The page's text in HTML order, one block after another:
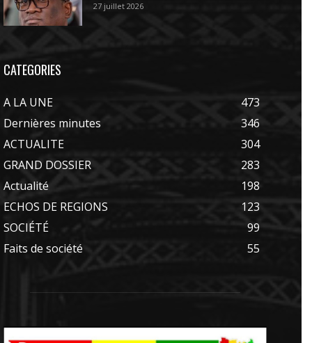
27 juillet 2026
CATEGORIES
A LA UNE
473
Dernières minutes
346
ACTUALITE
304
GRAND DOSSIER
283
Actualité
198
ECHOS DE REGIONS
123
SOCIÉTÉ
99
Faits de société
55